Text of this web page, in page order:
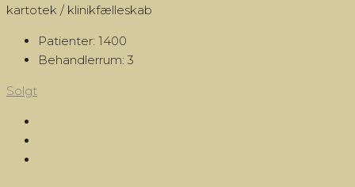
kartotek / klinikfælleskab
Patienter: 1400
Behandlerrum: 3
Solgt